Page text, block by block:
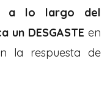
a lo largo del
un DESGASTE en
la respuesta de